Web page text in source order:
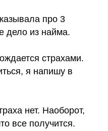
про 3
дело из найма.
страхами.
я напишу в
нет. Наоборот,
все получится.